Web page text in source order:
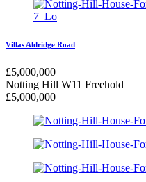
Villas Aldridge Road
£5,000,000
Notting Hill W11 Freehold
£5,000,000